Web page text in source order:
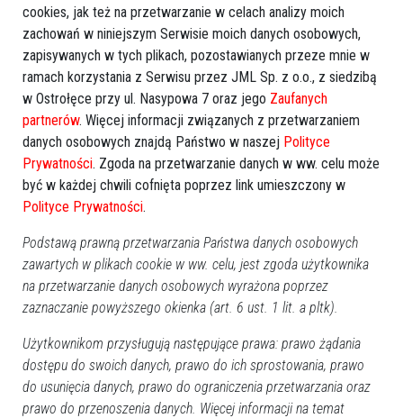
Więcej o:II Wiosenne Forum Seniora, Ostrołęka,dr
Wojciech Suchcicki,kardiolog
cookies, jak też na przetwarzanie w celach analizy moich
zachowań w niniejszym Serwisie moich danych osobowych,
zapisywanych w tych plikach, pozostawianych przeze mnie w
ramach korzystania z Serwisu przez JML Sp. z o.o., z siedzibą
w Ostrołęce przy ul. Nasypowa 7 oraz jego Zaufanych
partnerów. Więcej informacji związanych z przetwarzaniem
danych osobowych znajdą Państwo w naszej Polityce
Prywatności. Zgoda na przetwarzanie danych w ww. celu może
być w każdej chwili cofnięta poprzez link umieszczony w
Polityce Prywatności.
Podstawą prawną przetwarzania Państwa danych osobowych
zawartych w plikach cookie w ww. celu, jest zgoda użytkownika
na przetwarzanie danych osobowych wyrażona poprzez
zaznaczanie powyższego okienka (art. 6 ust. 1 lit. a pltk).
Użytkownikom przysługują następujące prawa: prawo żądania
dostępu do swoich danych, prawo do ich sprostowania, prawo
do usunięcia danych, prawo do ograniczenia przetwarzania oraz
prawo do przenoszenia danych. Więcej informacji na temat